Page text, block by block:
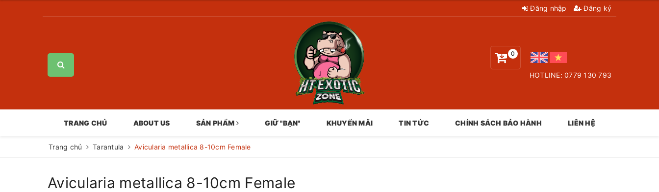
Đăng nhập Đăng ký
0
HOTLINE: 0779 130 793
TRANG CHỦ ABOUT US SẢN PHẨM GIỮ "BẠN" KHUYẾN MÃI TIN TỨC CHÍNH SÁCH BẢO HÀNH LIÊN HỆ
Trang chủ Tarantula Avicularia metallica 8-10cm Female
Avicularia metallica 8-10cm Female